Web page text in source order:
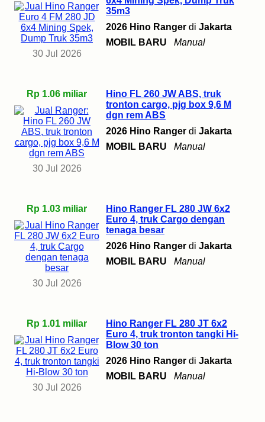
30 Jul 2026
35m3
2026 Hino Ranger di Jakarta
MOBIL BARU
Manual
Rp 1.06 miliar
30 Jul 2026
Hino FL 260 JW ABS, truk
tronton cargo, pjg box 9,6 M
dgn rem ABS
2026 Hino Ranger di Jakarta
MOBIL BARU
Manual
Rp 1.03 miliar
30 Jul 2026
Hino Ranger FL 280 JW 6x2
Euro 4, truk Cargo dengan
tenaga besar
2026 Hino Ranger di Jakarta
MOBIL BARU
Manual
Rp 1.01 miliar
30 Jul 2026
Hino Ranger FL 280 JT 6x2
Euro 4, truk tronton tangki Hi-
Blow 30 ton
2026 Hino Ranger di Jakarta
MOBIL BARU
Manual